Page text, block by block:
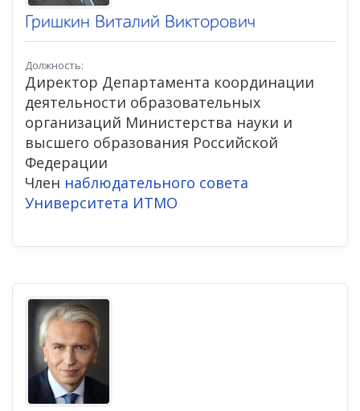
Гришкин Виталий Викторович
Должность:
Директор Департамента координации
деятельности образовательных
организаций Министерства науки и
высшего образования Российской
Федерации
Член наблюдательного совета
Университета ИТМО